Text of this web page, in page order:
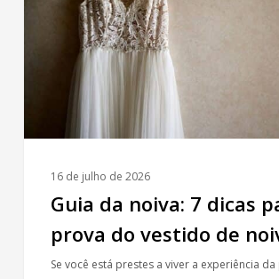
16 de julho de 2026
Guia da noiva: 7 dicas
prova do vestido de
Se você está prestes a viver a experiência